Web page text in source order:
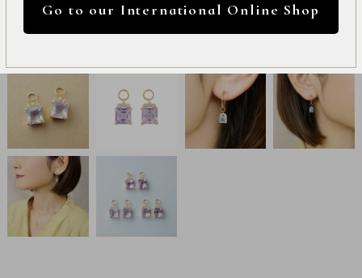
Shop
Item
ALL
Necklace
Pierced
Earrings
Go to our International Online Shop